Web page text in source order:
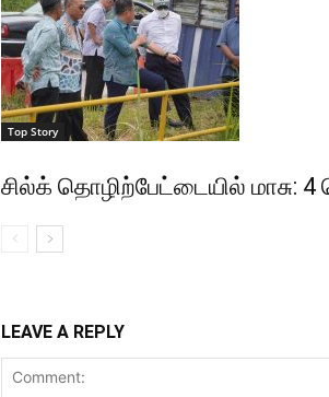
Top Story
சில்க் தொழிற்பேட்டையில் மாசு:
LEAVE A REPLY